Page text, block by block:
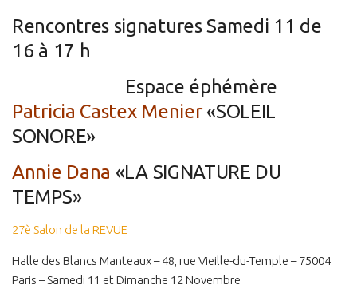
Beaux-Arts
L’actualité
CV
Mon Compte
Déconnexion
Rencontres signatures Samedi 11 de
16 à 17 h
Espace éphémère
Patricia Castex Menier«SOLEIL
SONORE»
Annie Dana «LA SIGNATURE DU
TEMPS»
27è Salon de la REVUE
Halle des Blancs Manteaux – 48, rue Vieille-du-Temple – 75004
Paris – Samedi 11 et Dimanche 12 Novembre